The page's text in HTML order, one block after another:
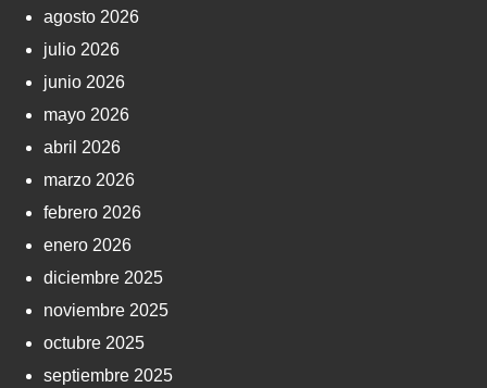
agosto 2026
julio 2026
junio 2026
mayo 2026
abril 2026
marzo 2026
febrero 2026
enero 2026
diciembre 2025
noviembre 2025
octubre 2025
septiembre 2025